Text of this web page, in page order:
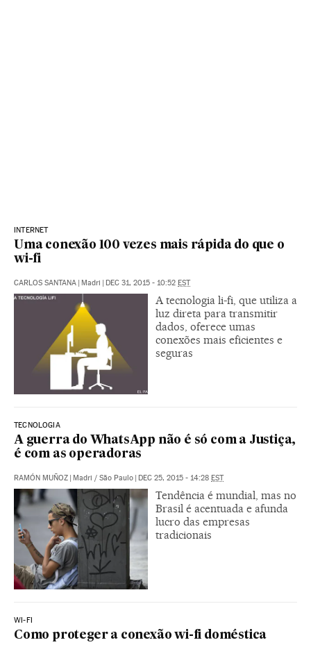
INTERNET
Uma conexão 100 vezes mais rápida do que o
wi-fi
CARLOS SANTANA | Madri | DEC 31, 2015 - 10:52 EST
A tecnologia li-fi, que utiliza a
luz direta para transmitir
dados, oferece umas
conexões mais eficientes e
seguras
TECNOLOGIA
A guerra do WhatsApp não é só com a Justiça,
é com as operadoras
RAMÓN MUÑOZ | Madri / São Paulo | DEC 25, 2015 - 14:28 EST
Tendência é mundial, mas no
Brasil é acentuada e afunda
lucro das empresas
tradicionais
WI-FI
Como proteger a conexão wi-fi doméstica